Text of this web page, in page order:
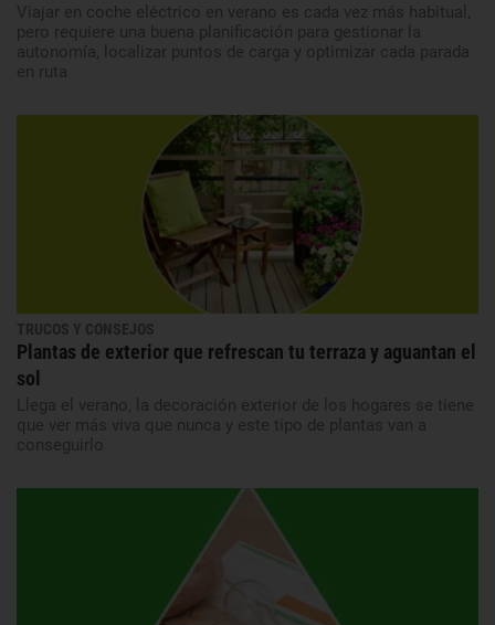
Viajar en coche eléctrico en verano es cada vez más habitual,
pero requiere una buena planificación para gestionar la
autonomía, localizar puntos de carga y optimizar cada parada
en ruta
TRUCOS Y CONSEJOS
Plantas de exterior que refrescan tu terraza y aguantan el
sol
Llega el verano, la decoración exterior de los hogares se tiene
que ver más viva que nunca y este tipo de plantas van a
conseguirlo